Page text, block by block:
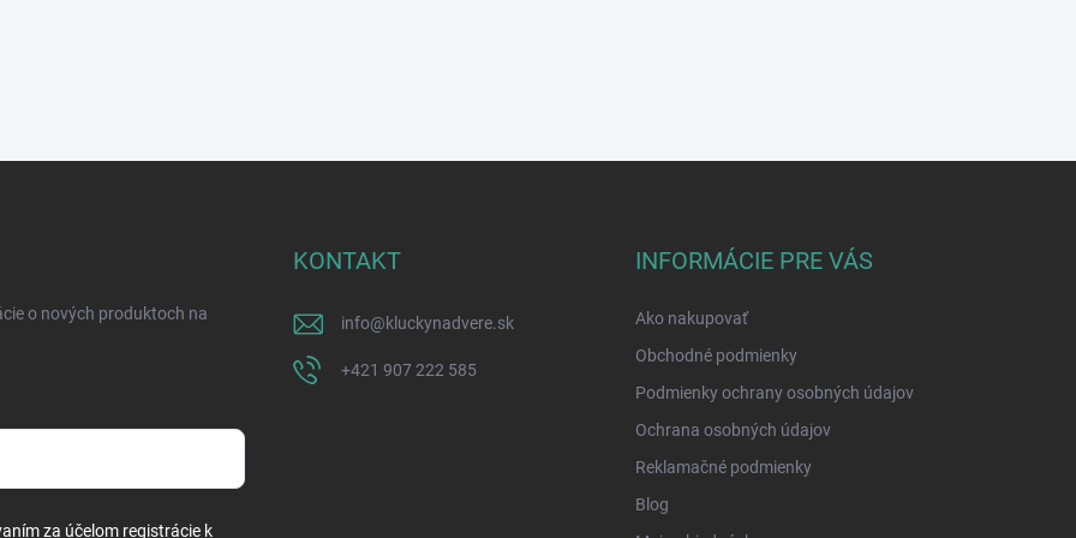
o nových produktoch na
za účelom registrácie k
KONTAKT
info@kluckynadvere.sk
+421 907 222 585
INFORMÁCIE PRE VÁS
Ako nakupovať
Obchodné podmienky
Podmienky ochrany osobných údajov
Ochrana osobných údajov
Reklamačné podmienky
Blog